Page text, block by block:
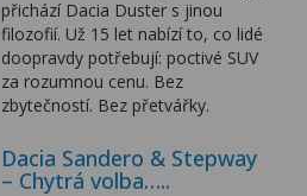
přichází Dacia Duster s jinou
filozofií. Už 15 let nabízí to, co lidé
doopravdy potřebují: poctivé SUV
za rozumnou cenu. Bez
zbytečností. Bez přetvářky.
Dacia Sandero & Stepway
– Chytrá volba…..